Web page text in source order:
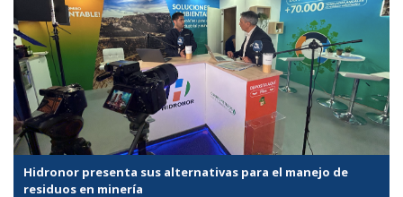
Hidronor presenta sus alternativas para el manejo de
residuos en minería